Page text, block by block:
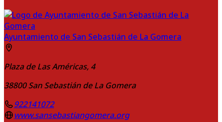
Ayuntamiento de San Sebastián de La Gomera
Plaza de Las Américas, 4
38800 San Sebastián de La Gomera
922141072
www.sansebastiangomera.org